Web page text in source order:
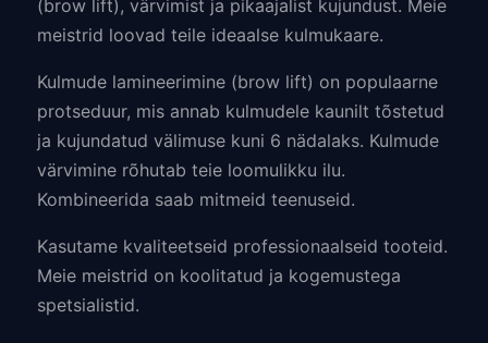
(brow lift), värvimist ja pikaajalist kujundust. Meie
meistrid loovad teile ideaalse kulmukaare.
Kulmude lamineerimine (brow lift) on populaarne
protseduur, mis annab kulmudele kaunilt tõstetud
ja kujundatud välimuse kuni 6 nädalaks. Kulmude
värvimine rõhutab teie loomulikku ilu.
Kombineerida saab mitmeid teenuseid.
Kasutame kvaliteetseid professionaalseid tooteid.
Meie meistrid on koolitatud ja kogemustega
spetsialistid.